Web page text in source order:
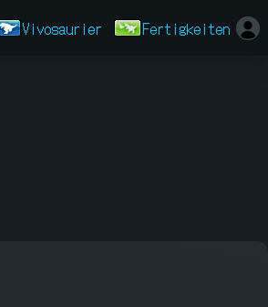
Vivosaurier Fertigkeiten